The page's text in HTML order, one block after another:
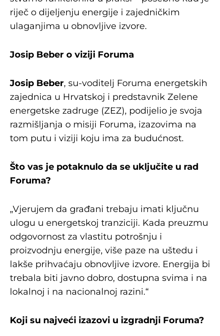
riječ o dijeljenju energije i zajedničkim
ulaganjima u obnovljive izvore.
Josip Beber o viziji Foruma
Josip Beber, su-voditelj Foruma energetskih
zajednica u Hrvatskoj i predstavnik Zelene
energetske zadruge (ZEZ), podijelio je svoja
razmišljanja o misiji Foruma, izazovima na
tom putu i viziji koju ima za budućnost.
Što vas je potaknulo da se uključite u rad
Foruma?
„Vjerujem da građani trebaju imati ključnu
ulogu u energetskoj tranziciji. Kada preuzmu
odgovornost za vlastitu potrošnju i
proizvodnju energije, više paze na uštedu i
lakše prihvaćaju obnovljive izvore. Energija bi
trebala biti javno dobro, dostupna svima i na
lokalnoj i na nacionalnoj razini.“
Koji su najveći izazovi u izgradnji Foruma?